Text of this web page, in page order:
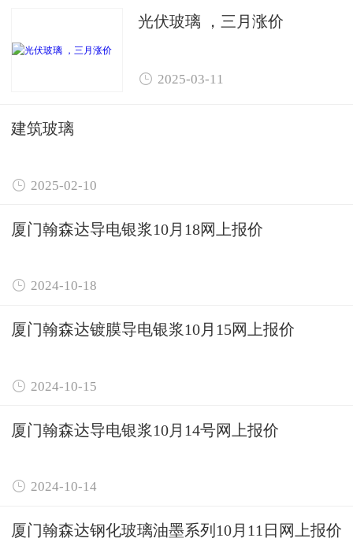
光伏玻璃 ，三月涨价
 2025-03-11
建筑玻璃
 2025-02-10
厦门翰森达导电银浆10月18网上报价
 2024-10-18
厦门翰森达镀膜导电银浆10月15网上报价
 2024-10-15
厦门翰森达导电银浆10月14号网上报价
 2024-10-14
厦门翰森达钢化玻璃油墨系列10月11日网上报价